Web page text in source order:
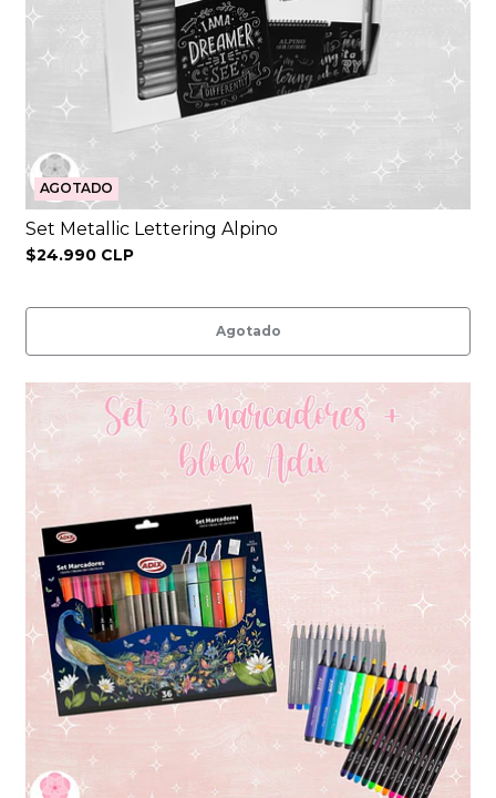
AGOTADO
Set Metallic Lettering Alpino
$24.990 CLP
Agotado